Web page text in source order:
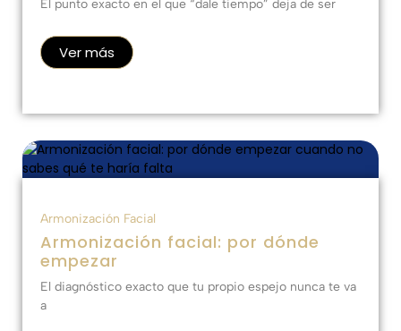
El punto exacto en el que “dale tiempo” deja de ser
Ver más
Armonización Facial
Armonización facial: por dónde
empezar
El diagnóstico exacto que tu propio espejo nunca te va
a